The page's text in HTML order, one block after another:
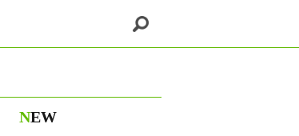
NEW